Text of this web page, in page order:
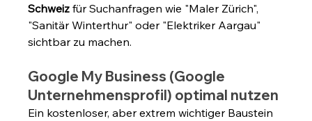
Schweiz für Suchanfragen wie "Maler Zürich",
"Sanitär Winterthur" oder "Elektriker Aargau"
sichtbar zu machen.
Google My Business (Google
Unternehmensprofil) optimal nutzen
Ein kostenloser, aber extrem wichtiger Baustein